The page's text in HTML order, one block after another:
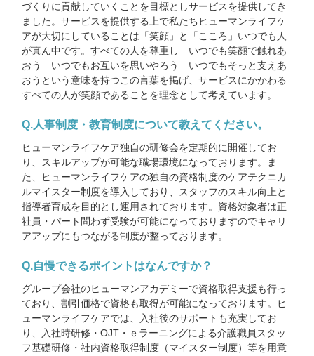
づくりに貢献していくことを目標としサービスを提供してき
ました。サービスを提供する上で私たちヒューマンライフケ
アが大切にしていることは「笑顔」と「こころ」いつでも人
が真ん中です。すべての人を尊重し　いつでも笑顔で触れあ
おう　いつでもお互いを思いやろう　いつでもそっと支えあ
おうという意味を持つこの言葉を掲げ、サービスにかかわる
すべての人が笑顔であることを理念として考えています。
Q.人事制度・教育制度について教えてください。
ヒューマンライフケア独自の研修会を定期的に開催してお
り、スキルアップが可能な職場環境になっております。ま
た、ヒューマンライフケアの独自の資格制度のケアテクニカ
ルマイスター制度を導入しており、スタッフのスキル向上と
指導者育成を目的とし運用されております。資格対象者は正
社員・パート問わず受験が可能になっておりますのでキャリ
アアップにもつながる制度が整っております。
Q.自慢できるポイントはなんですか？
グループ会社のヒューマンアカデミーで資格取得支援も行っ
ており、割引価格で資格も取得が可能になっております。ヒ
ューマンライフケアでは、入社後のサポートも充実してお
り、入社時研修・OJT・ｅラーニングによる介護職員スタッ
フ基礎研修・社内資格取得制度（マイスター制度）等を用意